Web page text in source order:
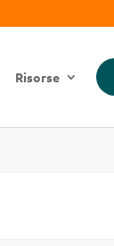
Risorse